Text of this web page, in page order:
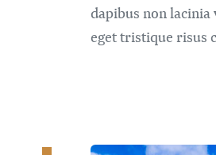
dapibus non
eget tristique risus